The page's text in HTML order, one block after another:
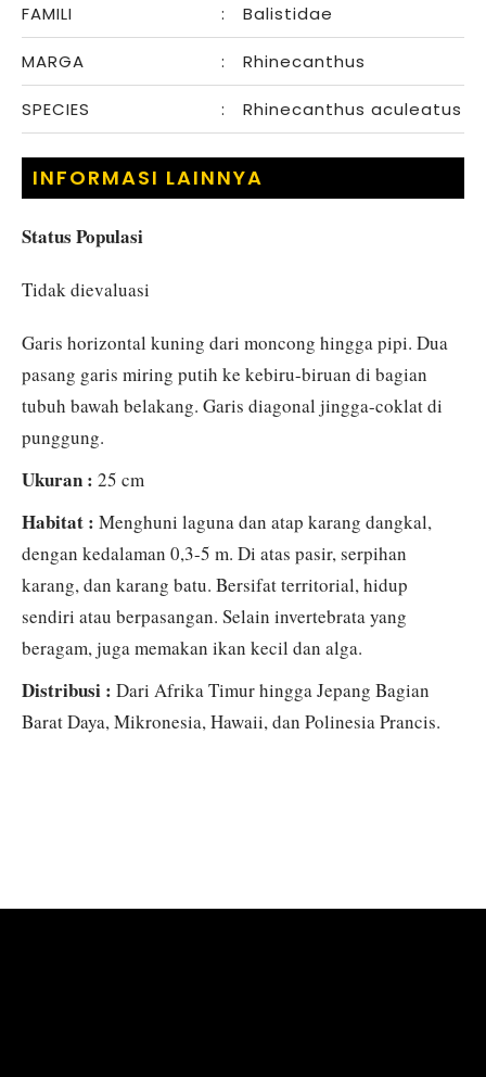
Garis horizontal kuning dari moncong hingga pipi. Dua
pasang garis miring putih ke kebiru-biruan di bagian
tubuh bawah belakang. Garis diagonal jingga-coklat di
punggung.
Ukuran : 25 cm
Habitat : Menghuni laguna dan atap karang dangkal,
dengan kedalaman 0,3-5 m. Di atas pasir, serpihan
karang, dan karang batu. Bersifat territorial, hidup
sendiri atau berpasangan. Selain invertebrata yang
beragam, juga memakan ikan kecil dan alga.
Distribusi : Dari Afrika Timur hingga Jepang Bagian
Barat Daya, Mikronesia, Hawaii, dan Polinesia Prancis.
FAMILI : Balistidae
MARGA : Rhinecanthus
SPECIES : Rhinecanthus aculeatus
INFORMASI LAINNYA
Status Populasi
Tidak dievaluasi